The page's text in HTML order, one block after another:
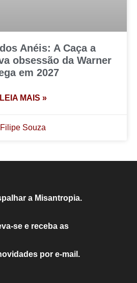
Anéis: A Caça a
obsessão da Warner
em 2027
LEIA MAIS »
Filipe Souza
a Misantropia.
se e receba as
por e-mail.